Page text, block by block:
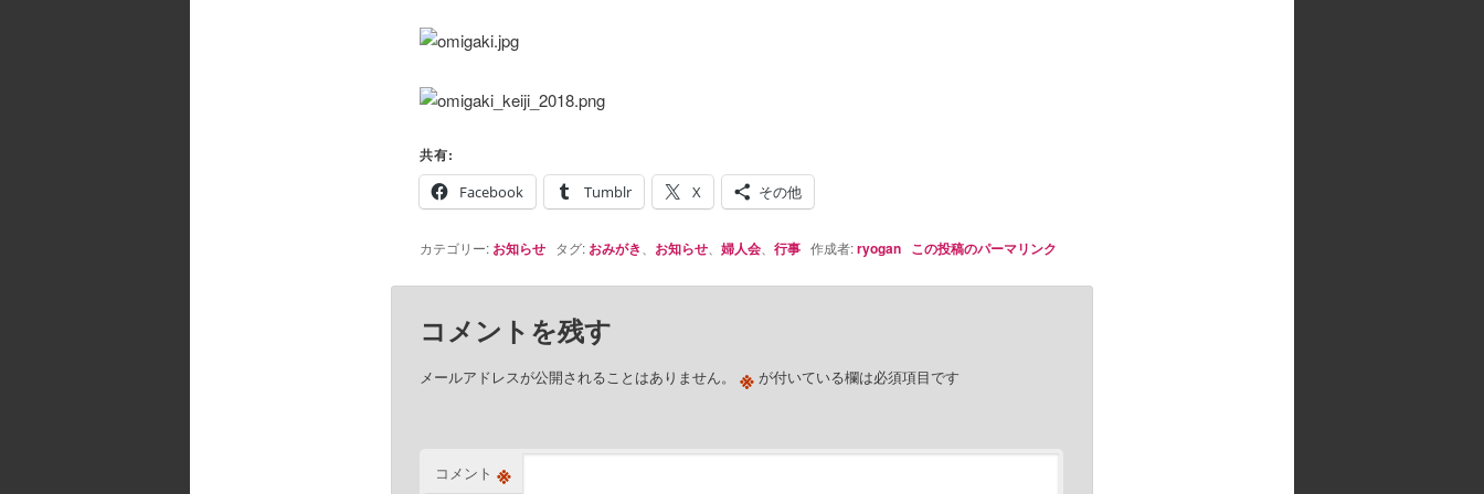
共有:
Facebook
Tumblr X その他
カテゴリー: お知らせタグ: おみがき お知らせ、 婦人会、 行事作成者:ryogan この投稿のパーマリンク
コメントを残す
メールアドレスが公開されることはありません。 ※が付いている欄は必須項目です
コメント ※